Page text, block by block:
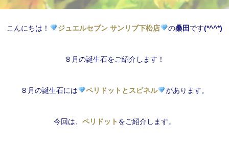
こんにちは！ ジュエルセブン サンリブ下松店 の桑田 です(*^^*)
８月の誕生石をご紹介します！
８月の誕生石には ペリドットとスピネル があります。
今回は、 ペリドット をご紹介します。